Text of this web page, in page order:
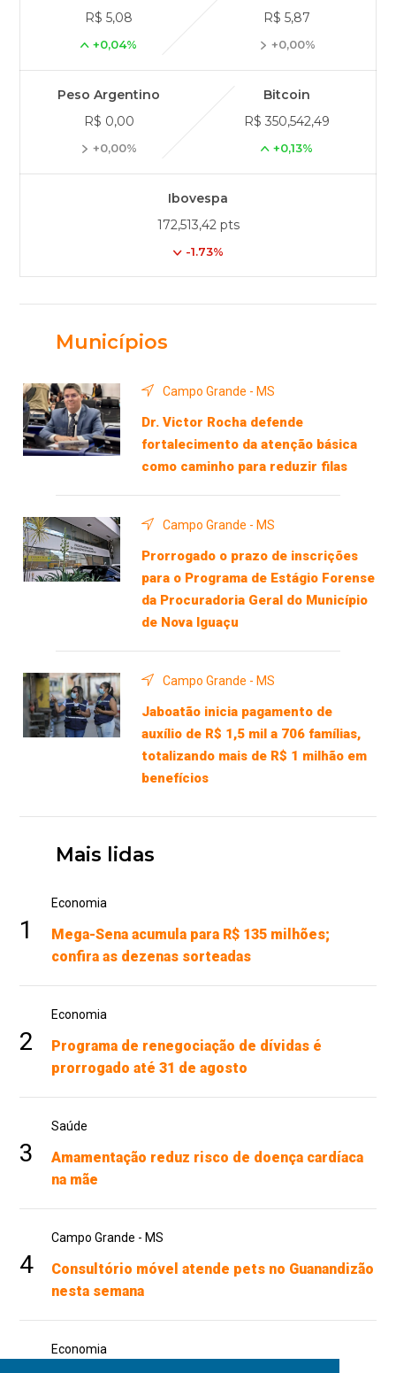
R$ 5,08
+0,04%
R$ 5,87
+0,00%
Peso Argentino
R$ 0,00
+0,00%
Bitcoin
R$ 350,542,49
+0,13%
Ibovespa
172,513,42 pts
-1.73%
Municípios
Campo Grande - MS
Dr. Victor Rocha defende
fortalecimento da atenção básica
como caminho para reduzir filas
Campo Grande - MS
Prorrogado o prazo de inscrições
para o Programa de Estágio Forense
da Procuradoria Geral do Município
de Nova Iguaçu
Campo Grande - MS
Jaboatão inicia pagamento de
auxílio de R$ 1,5 mil a 706 famílias,
totalizando mais de R$ 1 milhão em
benefícios
Mais lidas
1
Economia
Mega-Sena acumula para R$ 135 milhões;
confira as dezenas sorteadas
2
Economia
Programa de renegociação de dívidas é
prorrogado até 31 de agosto
3
Saúde
Amamentação reduz risco de doença cardíaca
na mãe
4
Campo Grande - MS
Consultório móvel atende pets no Guanandizão
nesta semana
Economia